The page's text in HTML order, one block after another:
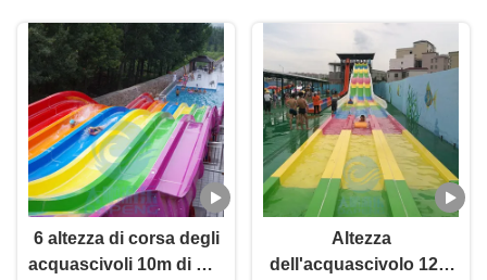
6 altezza di corsa degli
acquascivoli 10m di Mat
Altezza
dell'acquascivolo 12m